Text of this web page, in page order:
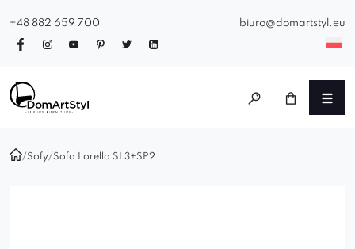
+48 882 659 700 biuro@domartstyl.eu
/Sofy/Sofa Lorella SL3+SP2